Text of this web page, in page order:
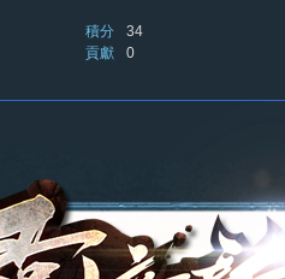
積分 34
貢獻 0